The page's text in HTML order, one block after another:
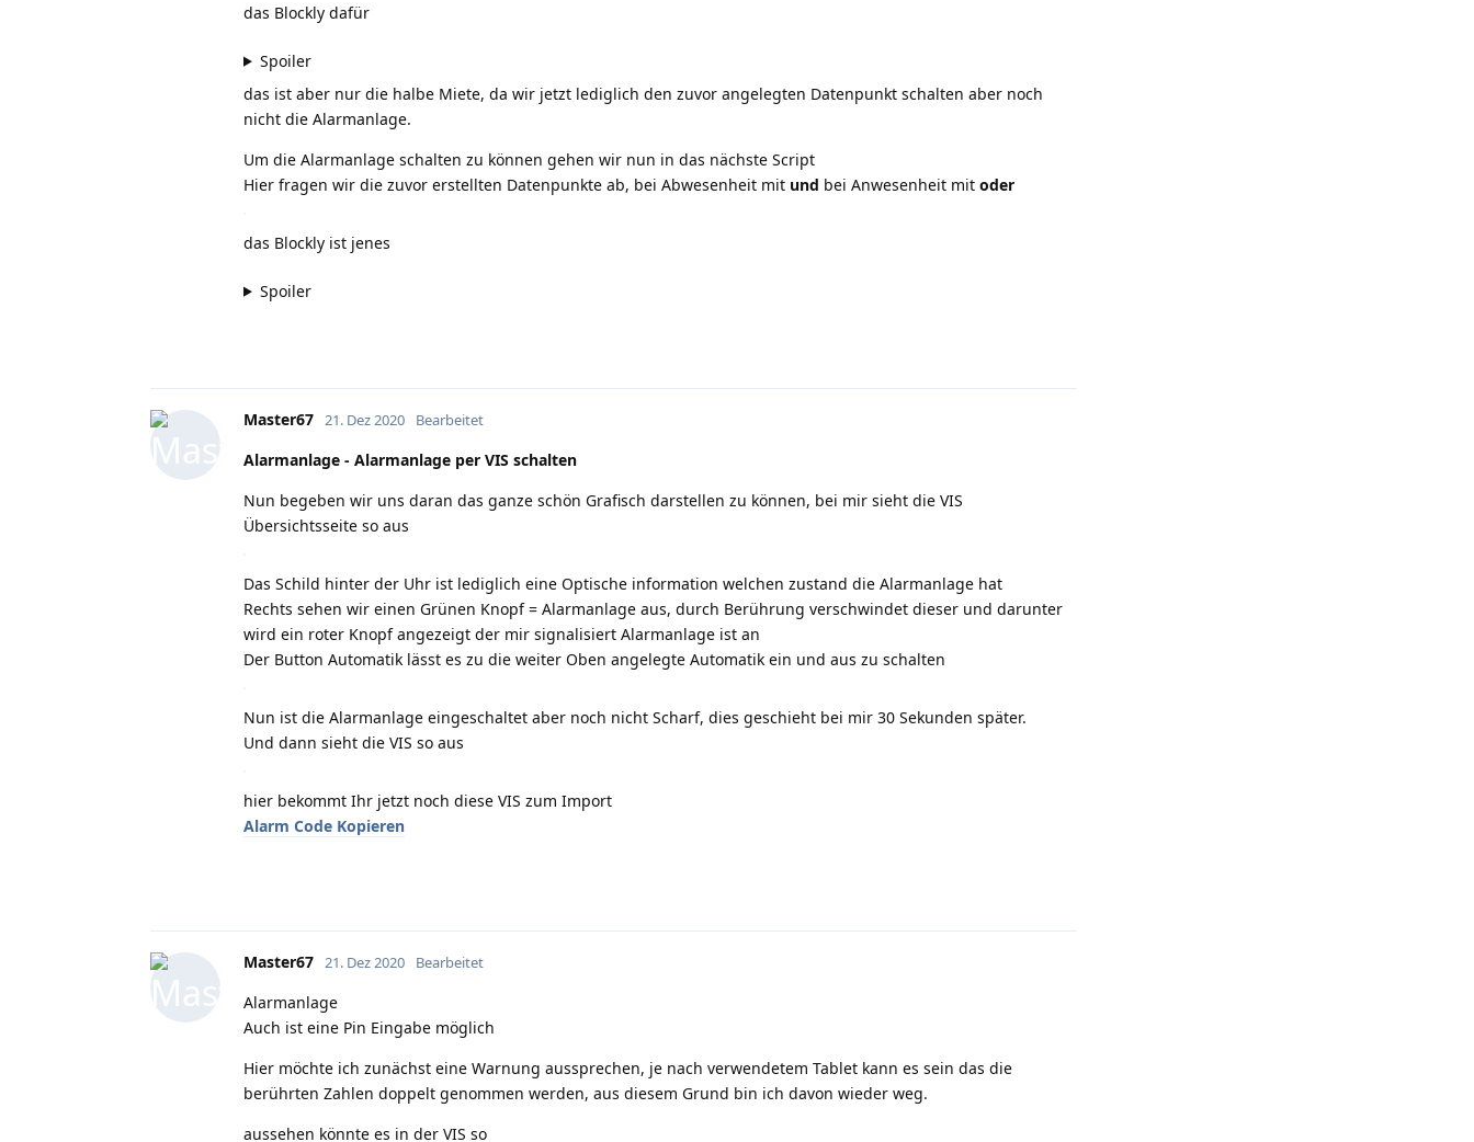
das Blockly dafür
Spoiler
das ist aber nur die halbe Miete, da wir jetzt lediglich den zuvor angelegten Datenpunkt schalten aber noch
nicht die Alarmanlage.
Um die Alarmanlage schalten zu können gehen wir nun in das nächste Script
Hier fragen wir die zuvor erstellten Datenpunkte ab, bei Abwesenheit mit und bei Anwesenheit mit oder
das Blockly ist jenes
Spoiler
Master67 21. Dez 2020 Bearbeitet
Alarmanlage - Alarmanlage per VIS schalten
Nun begeben wir uns daran das ganze schön Grafisch darstellen zu können, bei mir sieht die VIS
Übersichtsseite so aus
Das Schild hinter der Uhr ist lediglich eine Optische information welchen zustand die Alarmanlage hat
Rechts sehen wir einen Grünen Knopf = Alarmanlage aus, durch Berührung verschwindet dieser und darunter
wird ein roter Knopf angezeigt der mir signalisiert Alarmanlage ist an
Der Button Automatik lässt es zu die weiter Oben angelegte Automatik ein und aus zu schalten
Nun ist die Alarmanlage eingeschaltet aber noch nicht Scharf, dies geschieht bei mir 30 Sekunden später.
Und dann sieht die VIS so aus
hier bekommt Ihr jetzt noch diese VIS zum Import
Alarm Code Kopieren
Master67 21. Dez 2020 Bearbeitet
Alarmanlage
Auch ist eine Pin Eingabe möglich
Hier möchte ich zunächst eine Warnung aussprechen, je nach verwendetem Tablet kann es sein das die
berührten Zahlen doppelt genommen werden, aus diesem Grund bin ich davon wieder weg.
aussehen könnte es in der VIS so